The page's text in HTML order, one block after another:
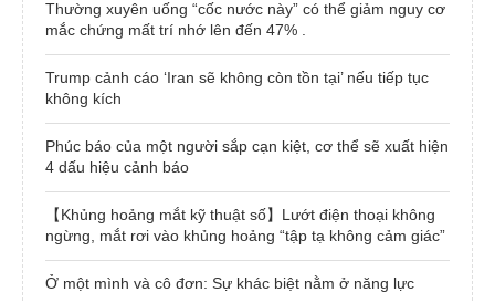
Thường xuyên uống “cốc nước này” có thể giảm nguy cơ
mắc chứng mất trí nhớ lên đến 47% .
Trump cảnh cáo ‘Iran sẽ không còn tồn tại’ nếu tiếp tục
không kích
Phúc báo của một người sắp cạn kiệt, cơ thể sẽ xuất hiện
4 dấu hiệu cảnh báo
【Khủng hoảng mắt kỹ thuật số】Lướt điện thoại không
ngừng, mắt rơi vào khủng hoảng “tập tạ không cảm giác”
Ở một mình và cô đơn: Sự khác biệt nằm ở năng lực